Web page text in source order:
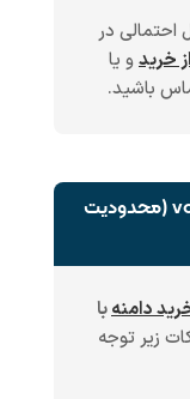
در
خریدو یا
باشید.
شرایط و قوانین عمومی ثبت دامنه voto (محدودیت
دامنهبا
زیر توجه